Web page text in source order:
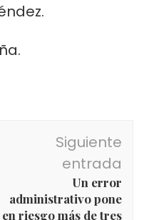
Siguiente
entrada
Un error
administrativo pone
en riesgo más de tres